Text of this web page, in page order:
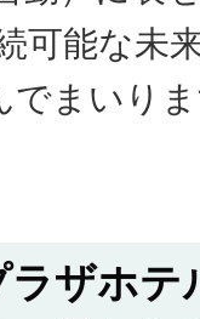
可能な未
でまいり
ザホテ